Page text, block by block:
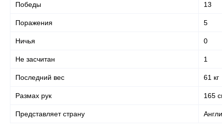
Победы 13
Поражения 5
Ничья 0
Не засчитан 1
Последний вес 61 кг
Размах рук 165
Представляет страну